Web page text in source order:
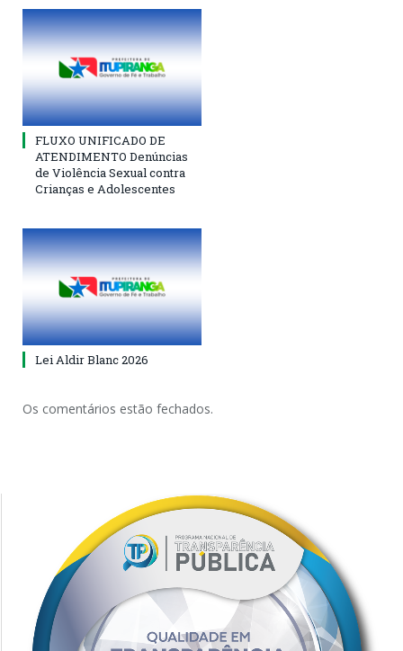
FLUXO UNIFICADO DE
ATENDIMENTO Denúncias
de Violência Sexual contra
Crianças e Adolescentes
Lei Aldir Blanc 2026
Os comentários estão fechados.